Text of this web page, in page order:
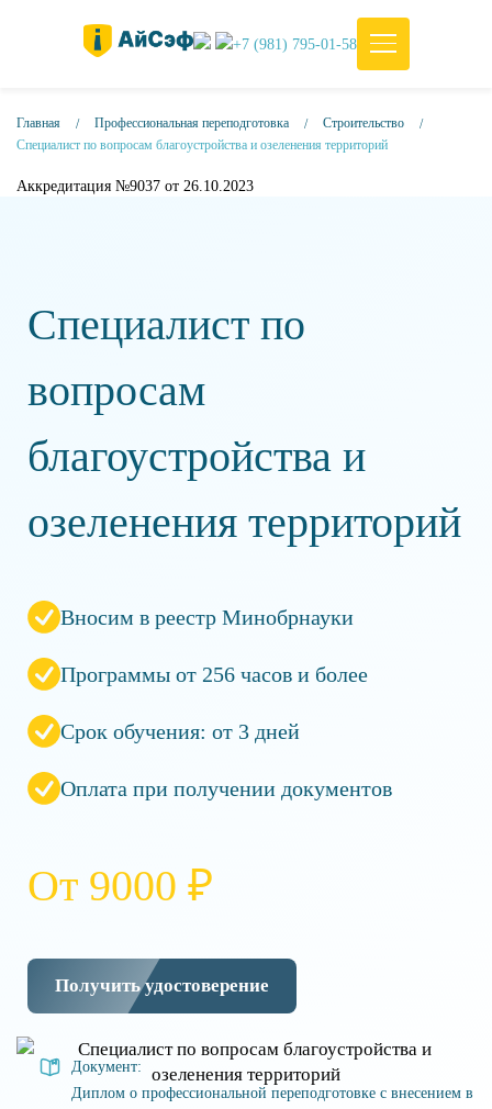
+7 (981) 795-01-58
Главная Профессиональная переподготовка
Строительство
Специалист по вопросам благоустройства и озеленения территорий
Аккредитация №9037 от 26.10.2023
Специалист по
вопросам
благоустройства и
озеленения территорий
Вносим в реестр Минобрнауки
Программы от 256 часов и более
Срок обучения: от 3 дней
Оплата при получении документов
От 9000 ₽
Получить удостоверение
Документ:
Диплом о профессиональной переподготовке с внесением в